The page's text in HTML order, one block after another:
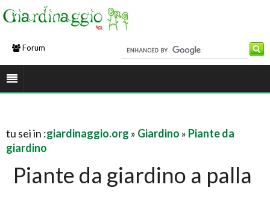
Forum
tu sei in :giardinaggio.org » Giardino » Piante da
giardino
Piante da giardino a palla